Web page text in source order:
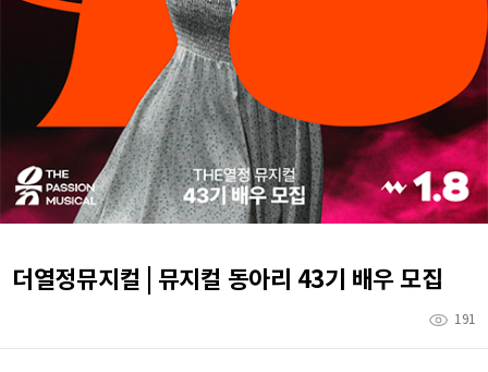
더열정뮤지컬 | 뮤지컬 동아리 43기 배우 모집
191